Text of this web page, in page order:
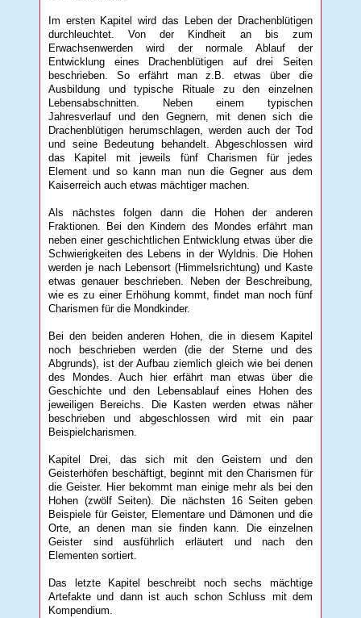
Im ersten Kapitel wird das Leben der Drachenblütigen
durchleuchtet. Von der Kindheit an bis zum
Erwachsenwerden wird der normale Ablauf der
Entwicklung eines Drachenblütigen auf drei Seiten
beschrieben. So erfährt man z.B. etwas über die
Ausbildung und typische Rituale zu den einzelnen
Lebensabschnitten. Neben einem typischen
Jahresverlauf und den Gegnern, mit denen sich die
Drachenblütigen herumschlagen, werden auch der Tod
und seine Bedeutung behandelt. Abgeschlossen wird
das Kapitel mit jeweils fünf Charismen für jedes
Element und so kann man nun die Gegner aus dem
Kaiserreich auch etwas mächtiger machen.
Als nächstes folgen dann die Hohen der anderen
Fraktionen. Bei den Kindern des Mondes erfährt man
neben einer geschichtlichen Entwicklung etwas über die
Schwierigkeiten des Lebens in der Wyldnis. Die Hohen
werden je nach Lebensort (Himmelsrichtung) und Kaste
etwas genauer beschrieben. Neben der Beschreibung,
wie es zu einer Erhöhung kommt, findet man noch fünf
Charismen für die Mondkinder.
Bei den beiden anderen Hohen, die in diesem Kapitel
noch beschrieben werden (die der Sterne und des
Abgrunds), ist der Aufbau ziemlich gleich wie bei denen
des Mondes. Auch hier erfährt man etwas über die
Geschichte und den Lebensablauf eines Hohen des
jeweiligen Bereichs. Die Kasten werden etwas näher
beschrieben und abgeschlossen wird mit ein paar
Beispielcharismen.
Kapitel Drei, das sich mit den Geistern und den
Geisterhöfen beschäftigt, beginnt mit den Charismen für
die Geister. Hier bekommt man einige mehr als bei den
Hohen (zwölf Seiten). Die nächsten 16 Seiten geben
Beispiele für Geister, Elementare und Dämonen und die
Orte, an denen man sie finden kann. Die einzelnen
Geister sind ausführlich erläutert und nach den
Elementen sortiert.
Das letzte Kapitel beschreibt noch sechs mächtige
Artefakte und dann ist auch schon Schluss mit dem
Kompendium.